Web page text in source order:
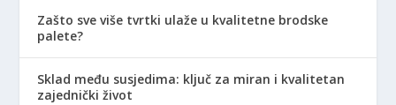
Zašto sve više tvrtki ulaže u kvalitetne brodske
palete?
Sklad među susjedima: ključ za miran i kvalitetan
zajednički život